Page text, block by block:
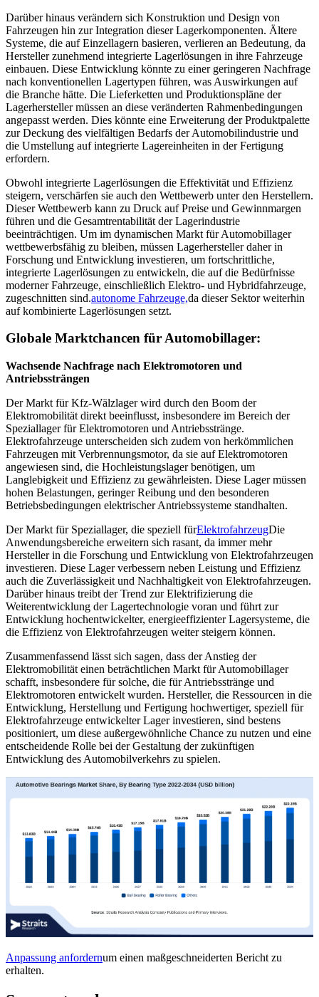
Darüber hinaus verändern sich Konstruktion und Design von
Fahrzeugen hin zur Integration dieser Lagerkomponenten. Ältere
Systeme, die auf Einzellagern basieren, verlieren an Bedeutung, da
Hersteller zunehmend integrierte Lagerlösungen in ihre Fahrzeuge
einbauen. Diese Entwicklung könnte zu einer geringeren Nachfrage
nach konventionellen Lagertypen führen, was Auswirkungen auf
die Branche hätte. Die Lieferketten und Produktionspläne der
Lagerhersteller müssen an diese veränderten Rahmenbedingungen
angepasst werden. Dies könnte eine Erweiterung der Produktpalette
zur Deckung des vielfältigen Bedarfs der Automobilindustrie und
die Umstellung auf integrierte Lagereinheiten in der Fertigung
erfordern.
Obwohl integrierte Lagerlösungen die Effektivität und Effizienz
steigern, verschärfen sie auch den Wettbewerb unter den Herstellern.
Dieser Wettbewerb kann zu Druck auf Preise und Gewinnmargen
führen und die Gesamtrentabilität der Lagerindustrie
beeinträchtigen. Um im dynamischen Markt für Automobillager
wettbewerbsfähig zu bleiben, müssen Lagerhersteller daher in
Forschung und Entwicklung investieren, um fortschrittliche,
integrierte Lagerlösungen zu entwickeln, die auf die Bedürfnisse
moderner Fahrzeuge, einschließlich Elektro- und Hybridfahrzeuge,
zugeschnitten sind.autonome Fahrzeuge,da dieser Sektor weiterhin
auf kombinierte Lagerlösungen setzt.
Globale Marktchancen für Automobillager:
Wachsende Nachfrage nach Elektromotoren und
Antriebssträngen
Der Markt für Kfz-Wälzlager wird durch den Boom der
Elektromobilität direkt beeinflusst, insbesondere im Bereich der
Speziallager für Elektromotoren und Antriebsstränge.
Elektrofahrzeuge unterscheiden sich zudem von herkömmlichen
Fahrzeugen mit Verbrennungsmotor, da sie auf Elektromotoren
angewiesen sind, die Hochleistungslager benötigen, um
Langlebigkeit und Effizienz zu gewährleisten. Diese Lager müssen
hohen Belastungen, geringer Reibung und den besonderen
Betriebsbedingungen elektrischer Antriebssysteme standhalten.
Der Markt für Speziallager, die speziell fürElektrofahrzeugDie
Anwendungsbereiche erweitern sich rasant, da immer mehr
Hersteller in die Forschung und Entwicklung von Elektrofahrzeugen
investieren. Diese Lager verbessern neben Leistung und Effizienz
auch die Zuverlässigkeit und Nachhaltigkeit von Elektrofahrzeugen.
Darüber hinaus treibt der Trend zur Elektrifizierung die
Weiterentwicklung der Lagertechnologie voran und führt zur
Entwicklung hochentwickelter, energieeffizienter Lagersysteme, die
die Effizienz von Elektrofahrzeugen weiter steigern können.
Zusammenfassend lässt sich sagen, dass der Anstieg der
Elektromobilität einen beträchtlichen Markt für Automobillager
schafft, insbesondere für solche, die für Antriebsstränge und
Elektromotoren entwickelt wurden. Hersteller, die Ressourcen in die
Entwicklung, Herstellung und Fertigung hochwertiger, speziell für
Elektrofahrzeuge entwickelter Lager investieren, sind bestens
positioniert, um diese außergewöhnliche Chance zu nutzen und eine
entscheidende Rolle bei der Gestaltung der zukünftigen
Entwicklung des Automobilverkehrs zu spielen.
Anpassung anfordernum einen maßgeschneiderten Bericht zu
erhalten.